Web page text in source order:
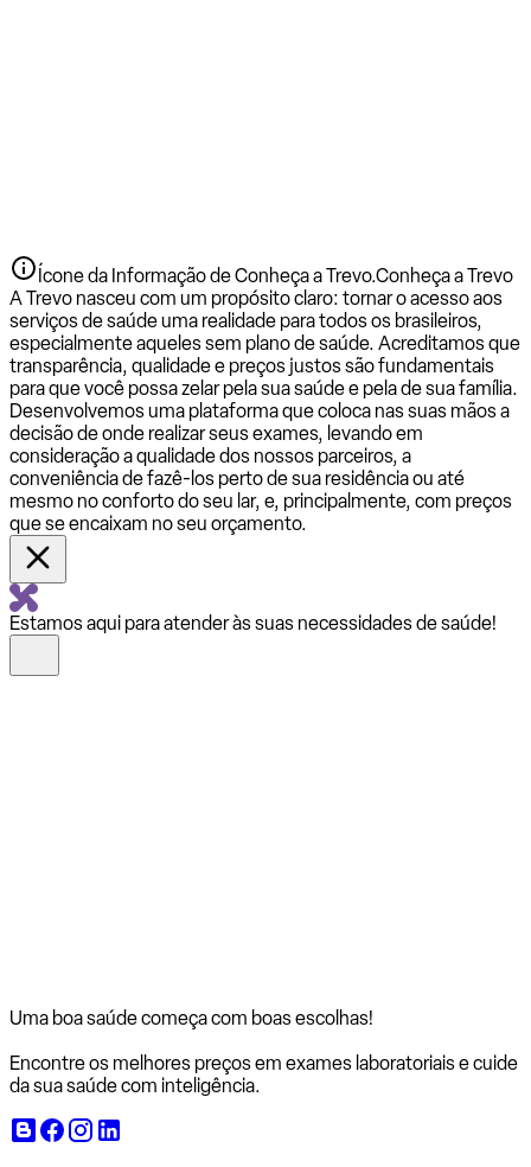
Ícone da Informação de Conheça a Trevo.Conheça a Trevo
A Trevo nasceu com um propósito claro: tornar o acesso aos
serviços de saúde uma realidade para todos os brasileiros,
especialmente aqueles sem plano de saúde. Acreditamos que
transparência, qualidade e preços justos são fundamentais
para que você possa zelar pela sua saúde e pela de sua família.
Desenvolvemos uma plataforma que coloca nas suas mãos a
decisão de onde realizar seus exames, levando em
consideração a qualidade dos nossos parceiros, a
conveniência de fazê-los perto de sua residência ou até
mesmo no conforto do seu lar, e, principalmente, com preços
que se encaixam no seu orçamento.
Estamos aqui para atender às suas necessidades de saúde!
Uma boa saúde começa com boas escolhas!
Encontre os melhores preços em exames laboratoriais e cuide
da sua saúde com inteligência.